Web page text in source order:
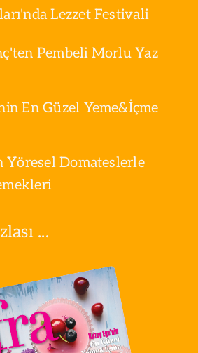
Lezzet Festivali
Pembeli Morlu Yaz
En Güzel Yeme&İçme
Yöresel Domateslerle
...